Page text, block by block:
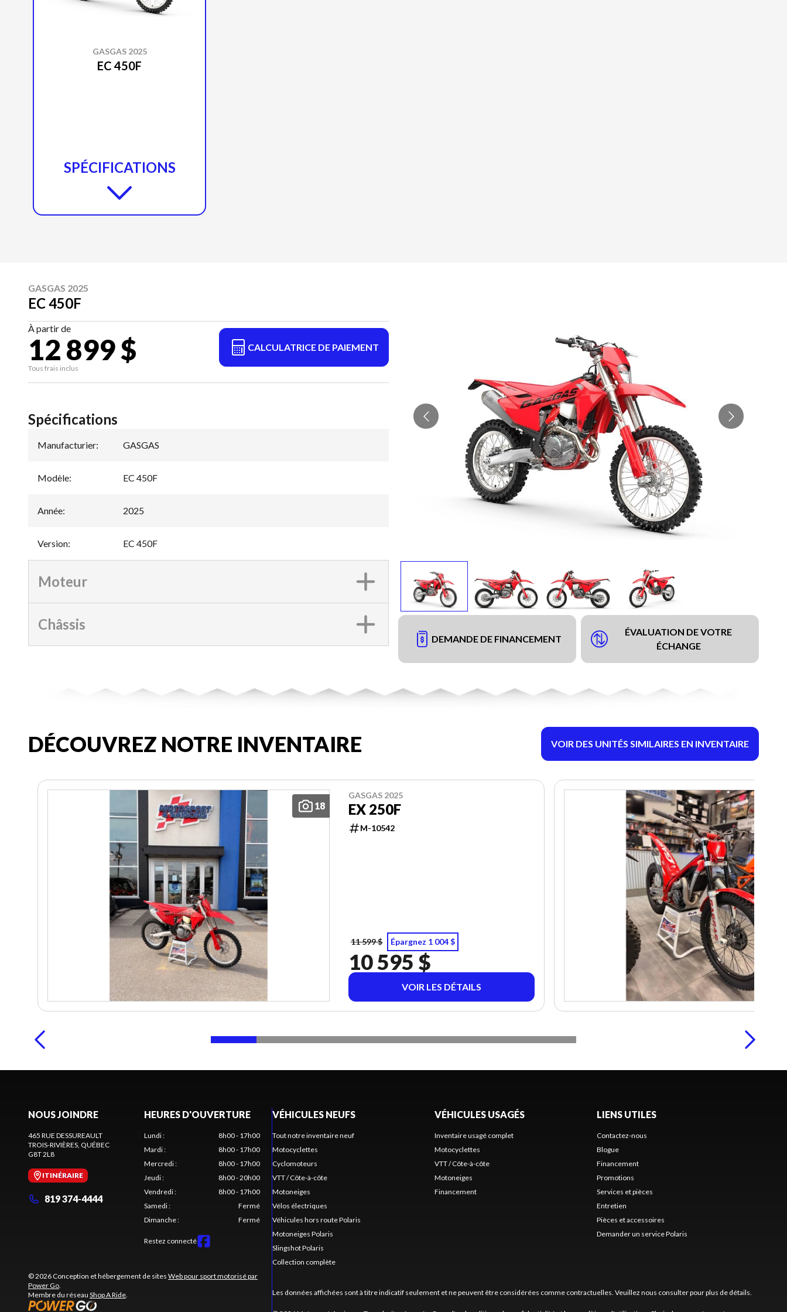
GASGAS 2025
EC 450F
SPÉCIFICATIONS
GASGAS 2025
EC 450F
À partir de
12 899 $
Tous frais inclus
CALCULATRICE DE PAIEMENT
DEMANDE DE FINANCEMENT
ÉVALUATION DE VOTRE
ÉCHANGE
Spécifications
Manufacturier: GASGAS
Modèle: EC 450F
Année: 2025
Version: EC 450F
Moteur
Châssis
DÉCOUVREZ NOTRE INVENTAIRE VOIR DES UNITÉS SIMILAIRES EN INVENTAIRE
18
GASGAS 2025
EX 250F
M-10542
11 599 $ Épargnez 1 004 $
10 595 $
VOIR LES DÉTAILS
NOUS JOINDRE
465 RUE DESSUREAULT
TROIS-RIVIÈRES , QUÉBEC
G8T 2L8
ITINÉRAIRE
819 374-4444
HEURES D'OUVERTURE
Lundi:
8h00 - 17h00
Mardi:
8h00 - 17h00
Mercredi:
8h00 - 17h00
Jeudi:
8h00 - 20h00
Vendredi:
8h00 - 17h00
Samedi:
Fermé
Dimanche: Fermé
Restez connecté
© 2026 Conception et hébergement de sites Web pour sport motorisé par
Power Go
Membre du réseau Shop A Ride
VÉHICULES NEUFS
Tout notre inventaire neuf
Motocyclettes
Cyclomoteurs
VTT / Côte-à-côte
Motoneiges
Vélos électriques
Véhicules hors route Polaris
Motoneiges Polaris
Slingshot Polaris
Collection complète
VÉHICULES USAGÉS
Inventaire usagé complet
Motocyclettes
VTT / Côte-à-côte
Motoneiges
Financement
LIENS UTILES
Contactez-nous
Blogue
Financement
Promotions
Services et pièces
Entretien
Pièces et accessoires
Demander un service Polaris
Les données affichées sont à titre indicatif seulement et ne peuvent être considérées comme contractuelles. Veuillez nous consulter pour plus de détails.